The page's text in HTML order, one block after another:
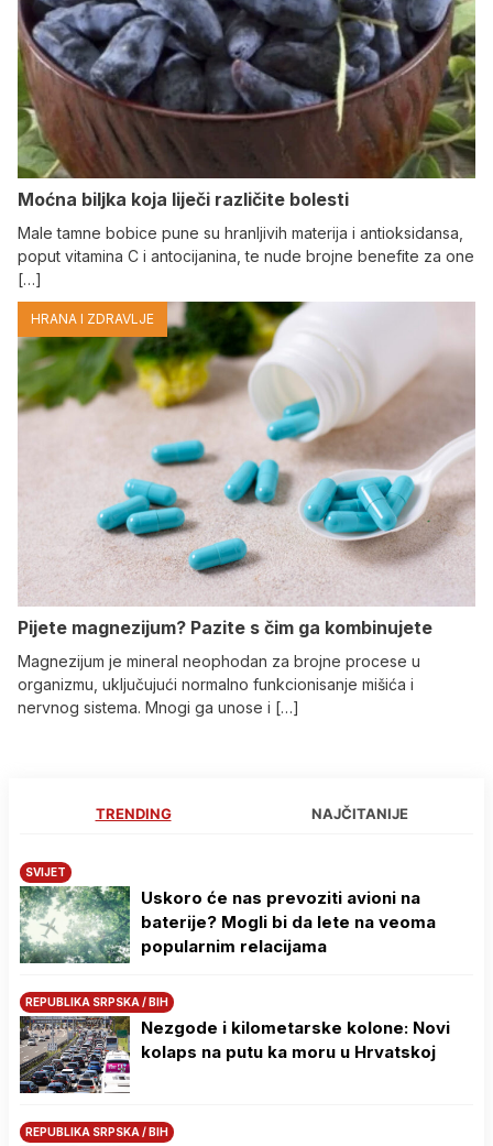
Moćna biljka koja liječi različite bolesti
Male tamne bobice pune su hranljivih materija i antioksidansa,
poput vitamina C i antocijanina, te nude brojne benefite za one
[…]
HRANA I ZDRAVLJE
Pijete magnezijum? Pazite s čim ga kombinujete
Magnezijum je mineral neophodan za brojne procese u
organizmu, uključujući normalno funkcionisanje mišića i
nervnog sistema. Mnogi ga unose i […]
TRENDING NAJČITANIJE
SVIJET
Uskoro će nas prevoziti avioni na
baterije? Mogli bi da lete na veoma
popularnim relacijama
REPUBLIKA SRPSKA / BIH
Nezgode i kilometarske kolone: Novi
kolaps na putu ka moru u Hrvatskoj
REPUBLIKA SRPSKA / BIH